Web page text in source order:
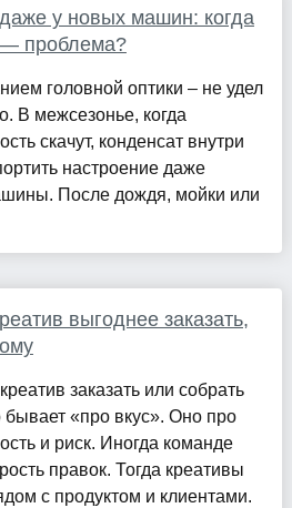
у новых машин: когда
— проблема?
головной оптики – не удел
В межсезонье, когда
скачут, конденсат внутри
настроение даже
После дождя, мойки или
выгоднее заказать,
заказать или собрать
«про вкус». Оно про
и риск. Иногда команде
правок. Тогда креативы
с продуктом и клиентами.